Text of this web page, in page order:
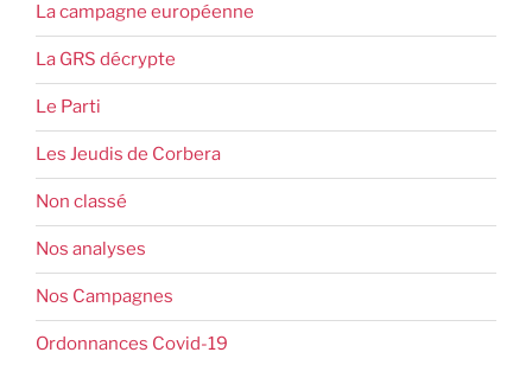
La campagne européenne
La GRS décrypte
Le Parti
Les Jeudis de Corbera
Non classé
Nos analyses
Nos Campagnes
Ordonnances Covid-19